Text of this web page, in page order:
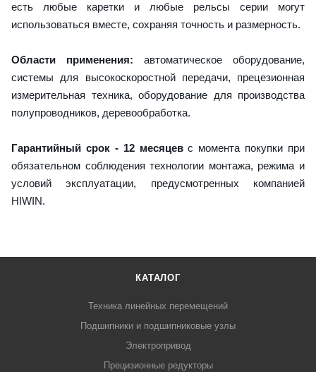
есть любые каретки и любые рельсы серии могут
использоваться вместе, сохраняя точность и размерность.
Области применения: автоматическое оборудование,
системы для высокоскоростной передачи, прецезионная
измерительная техника, оборудование для производства
полупроводников, деревообработка.
Гарантийный срок - 12 месяцевс момента покупки при
обязательном соблюдения технологии монтажа, режима и
условий эксплуатации, предусмотренных компанией
HIWIN.
КАТАЛОГ
Техника линейных перемещений
Подшипники и подшипниковые узлы
Электропривод
Прецизионные редукторы